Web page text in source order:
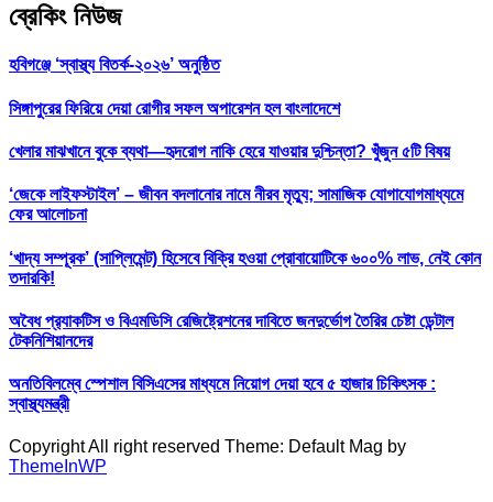
ব্রেকিং নিউজ
হবিগঞ্জে ‘স্বাস্থ্য বিতর্ক-২০২৬’ অনুষ্ঠিত
সিঙ্গাপুরের ফিরিয়ে দেয়া রোগীর সফল অপারেশন হল বাংলাদেশে
খেলার মাঝখানে বুকে ব্যথা—হৃদরোগ নাকি হেরে যাওয়ার দুশ্চিন্তা? খুঁজুন ৫টি বিষয়
‘জেকে লাইফস্টাইল’ – জীবন বদলানোর নামে নীরব মৃত্যু; সামাজিক যোগাযোগমাধ্যমে
ফের আলোচনা
‘খাদ্য সম্পূরক’ (সাপ্লিমেন্ট) হিসেবে বিক্রি হওয়া প্রোবায়োটিকে ৬০০% লাভ, নেই কোন
তদারকি!
অবৈধ প্র‍্যাকটিস ও বিএমডিসি রেজিষ্ট্রেশনের দাবিতে জনদুর্ভোগ তৈরির চেষ্টা ডেন্টাল
টেকনিশিয়ানদের
অনতিবিলম্বে স্পেশাল বিসিএসের মাধ্যমে নিয়োগ দেয়া হবে ৫ হাজার চিকিৎসক :
স্বাস্থ্যমন্ত্রী
Copyright All right reserved Theme: Default Mag by
ThemeInWP